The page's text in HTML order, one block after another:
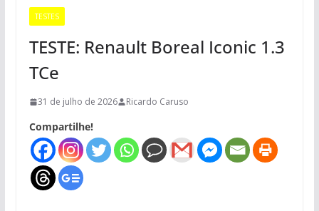
TESTES
TESTE: Renault Boreal Iconic 1.3
TCe
31 de julho de 2026 Ricardo Caruso
Compartilhe!